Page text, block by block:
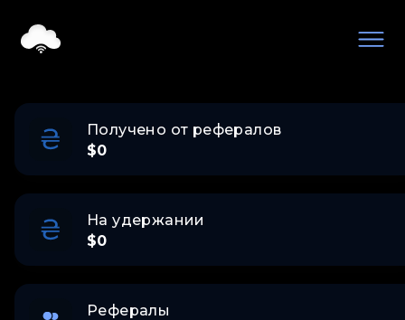
Получено от рефералов
$0
На удержании
$0
Рефералы